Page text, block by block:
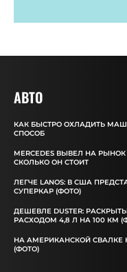
АВТО
КАК БЫСТРО ОХЛАДИТЬ
СПОСОБ
MERCEDES ВЫВЕЛ НА
СКОЛЬКО ОН СТОИТ
ЛЕГЧЕ LANOS: В США
СУПЕРКАР (ФОТО)
ДЕШЕВЛЕ DUSTER:
РАСХОДОМ 4,8 Л НА 100 КМ
НА АМЕРИКАНСКОЙ СВАЛКЕ
(ФОТО)